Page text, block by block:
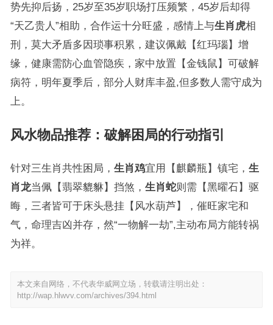
势先抑后扬，25岁至35岁职场打压频繁，45岁后却得
“天乙贵人”相助，合作运十分旺盛，感情上与生肖虎相
刑，莫大矛盾多因琐事积累，建议佩戴【红玛瑙】增
缘，健康需防心血管隐疾，家中放置【金钱鼠】可破解
病符，明年夏季后，部分人财库丰盈,但多数人需守成为
上。
风水物品推荐：破解困局的行动指引
针对三生肖共性困局， 生肖鸡宜用【麒麟瓶】镇宅， 生
肖龙当佩【翡翠貔貅】挡煞， 生肖蛇则需【黑曜石】驱
晦，三者皆可于床头悬挂【风水葫芦】，催旺家宅和
气，命理吉凶并存，然“一物解一劫”,主动布局方能转祸
为祥。
本文来自网络，不代表华威网立场，转载请注明出处：
http://wap.hlwvv.com/archives/394.html